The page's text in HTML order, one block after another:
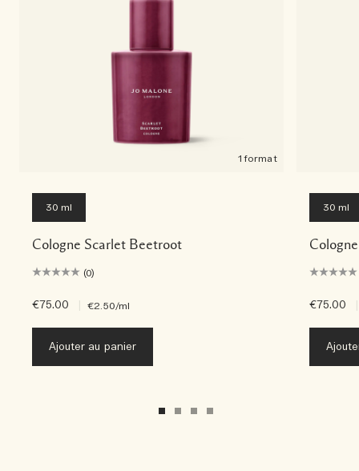
1 format
30 ml
Cologne Scarlet Beetroot
(0)
€75.00 €2.50/ml
Ajouter au panier
30 ml
€75.00